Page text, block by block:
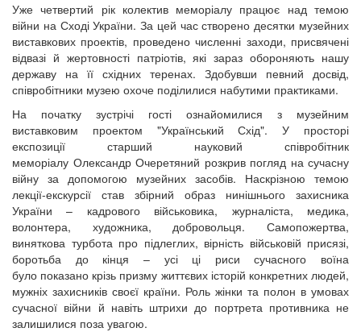
Уже четвертий рік колектив меморіалу працює над темою
війни на Сході України. За цей час створено десятки музейних
виставкових проектів, проведено численні заходи, присвячені
відвазі й жертовності патріотів, які зараз обороняють нашу
державу на її східних теренах. Здобувши певний досвід,
співробітники музею охоче поділилися набутими практиками.
На початку зустрічі гості ознайомилися з музейним
виставковим проектом "Український Схід". У просторі
експозиції старший науковий співробітник
меморіалу Олександр Очеретяний розкрив погляд на сучасну
війну за допомогою музейних засобів. Наскрізною темою
лекції-екскурсії став збірний образ нинішнього захисника
України – кадрового військовика, журналіста, медика,
волонтера, художника, добровольця. Самопожертва,
виняткова турбота про підлеглих, вірність військовій присязі,
боротьба до кінця – усі ці риси сучасного воїна
було показано крізь призму життєвих історій конкретних людей,
мужніх захисників своєї країни. Роль жінки та полон в умовах
сучасної війни й навіть штрихи до портрета противника не
залишилися поза увагою.